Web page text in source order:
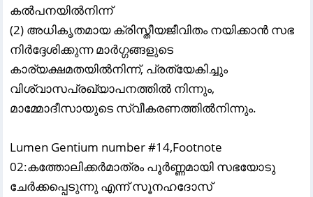
കൽപനയിൽനിന്ന്
(2) അധികൃതമായ ക്രിസ്തീയജീവിതം നയിക്കാൻ സഭ
നിർദ്ദേശിക്കുന്ന മാർഗ്ഗങ്ങളുടെ
കാര്യക്ഷമതയിൽനിന്ന്, പ്രത്യേകിച്ചും
വിശ്വാസപ്രഖ്യാപനത്തിൽ നിന്നും,
മാമ്മോദീസായുടെ സ്വീകരണത്തിൽനിന്നും.
Lumen Gentium number #14,Footnote
02:കത്തോലിക്കർമാത്രം പൂർണ്ണമായി സഭയോടു
ചേർക്കപ്പെടുന്നു എന്ന് സൂനഹദോസ്‌